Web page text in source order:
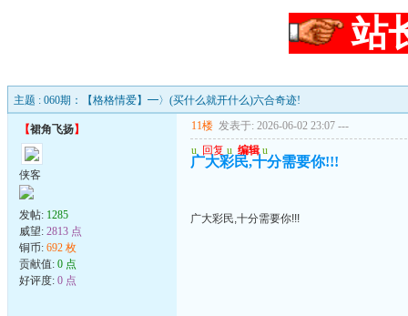
站
主题 : 060期：【格格情爱】━〉(买什么就开什么)六合奇迹!
【裙角飞扬】
侠客
发帖: 1285
威望: 2813 点
铜币: 692 枚
贡献值: 0 点
好评度: 0 点
11楼 发表于: 2026-06-02 23:07 ---
u 回复 u 编辑 u
广大彩民,十分需要你!!!
广大彩民,十分需要你!!!